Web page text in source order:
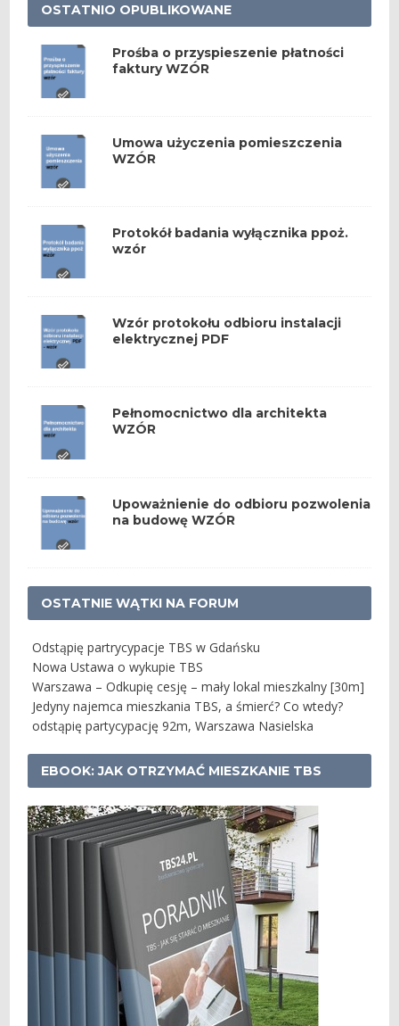
OSTATNIO OPUBLIKOWANE
Prośba o przyspieszenie płatności
faktury WZÓR
Umowa użyczenia pomieszczenia
WZÓR
Protokół badania wyłącznika ppoż.
wzór
Wzór protokołu odbioru instalacji
elektrycznej PDF
Pełnomocnictwo dla architekta
WZÓR
Upoważnienie do odbioru pozwolenia
na budowę WZÓR
OSTATNIE WĄTKI NA FORUM
Odstąpię partrycypacje TBS w Gdańsku
Nowa Ustawa o wykupie TBS
Warszawa – Odkupię cesję – mały lokal mieszkalny [30m]
Jedyny najemca mieszkania TBS, a śmierć? Co wtedy?
odstąpię partycypację 92m, Warszawa Nasielska
EBOOK: JAK OTRZYMAĆ MIESZKANIE TBS